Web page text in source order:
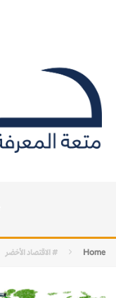
Home # الاقتصاد الأخضر